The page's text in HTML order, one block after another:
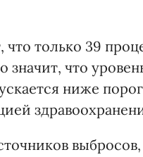
только 39
что
ниже
выбросов,